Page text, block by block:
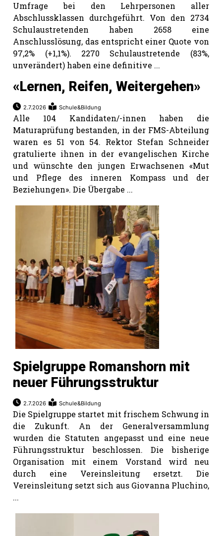
Umfrage bei den Lehrpersonen aller
Abschlussklassen durchgeführt. Von den 2734
Schulaustretenden haben 2658 eine
Anschlusslösung, das entspricht einer Quote von
97,2% (+1,1%). 2270 Schulaustretende (83%,
unverändert) haben eine definitive ...
«Lernen, Reifen, Weitergehen»
2.7.2026 Schule&Bildung
Alle 104 Kandidaten/-innen haben die
Maturaprüfung bestanden, in der FMS-Abteilung
waren es 51 von 54. Rektor Stefan Schneider
gratulierte ihnen in der evangelischen Kirche
und wünschte den jungen Erwachsenen «Mut
und Pflege des inneren Kompass und der
Beziehungen». Die Übergabe ...
Spielgruppe Romanshorn mit
neuer Führungsstruktur
2.7.2026 Schule&Bildung
Die Spielgruppe startet mit frischem Schwung in
die Zukunft. An der Generalversammlung
wurden die Statuten angepasst und eine neue
Führungsstruktur beschlossen. Die bisherige
Organisation mit einem Vorstand wird neu
durch eine Vereinsleitung ersetzt. Die
Vereinsleitung setzt sich aus Giovanna Pluchino,
...